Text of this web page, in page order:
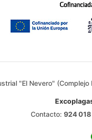
"El Nevero"
Contacto: 924